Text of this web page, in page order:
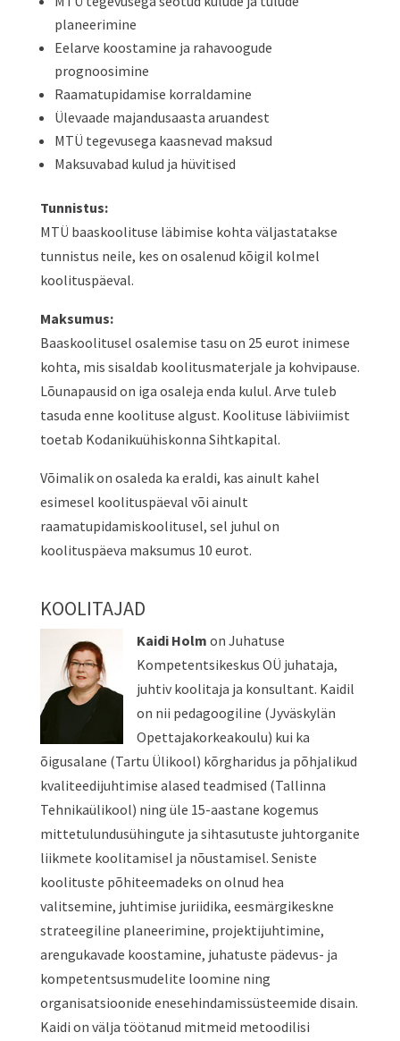
planeerimine
Eelarve koostamine ja rahavoogude
prognoosimine
Raamatupidamise korraldamine
Ülevaade majandusaasta aruandest
MTÜ tegevusega kaasnevad maksud
Maksuvabad kulud ja hüvitised
Tunnistus:
MTÜ baaskoolituse läbimise kohta väljastatakse
tunnistus neile, kes on osalenud kõigil kolmel
koolituspäeval.
Maksumus:
Baaskoolitusel osalemise tasu on 25 eurot inimese
kohta, mis sisaldab koolitusmaterjale ja kohvipause.
Lõunapausid on iga osaleja enda kulul. Arve tuleb
tasuda enne koolituse algust. Koolituse läbiviimist
toetab Kodanikuühiskonna Sihtkapital.
Võimalik on osaleda ka eraldi, kas ainult kahel
esimesel koolituspäeval või ainult
raamatupidamiskoolitusel, sel juhul on
koolituspäeva maksumus 10 eurot.
KOOLITAJAD
Kaidi Holm on Juhatuse
Kompetentsikeskus OÜ juhataja,
juhtiv koolitaja ja konsultant. Kaidil
on nii pedagoogiline (Jyväskylän
Opettajakorkeakoulu) kui ka
õigusalane (Tartu Ülikool) kõrgharidus ja põhjalikud
kvaliteedijuhtimise alased teadmised (Tallinna
Tehnikaülikool) ning üle 15-aastane kogemus
mittetulundusühingute ja sihtasutuste juhtorganite
liikmete koolitamisel ja nõustamisel. Seniste
koolituste põhiteemadeks on olnud hea
valitsemine, juhtimise juriidika, eesmärgikeskne
strateegiline planeerimine, projektijuhtimine,
arengukavade koostamine, juhatuste pädevus- ja
kompetentsusmudelite loomine ning
organisatsioonide enesehindamissüsteemide disain.
Kaidi on välja töötanud mitmeid metoodilisi